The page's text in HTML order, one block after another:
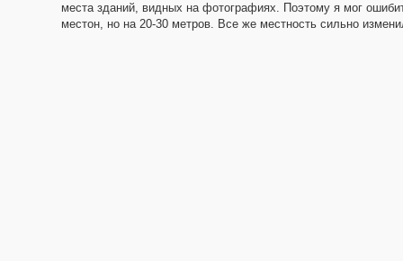
места зданий, видных на фотографиях. Поэтому я мог
местон, но на 20-30 метров. Все же местность сильно